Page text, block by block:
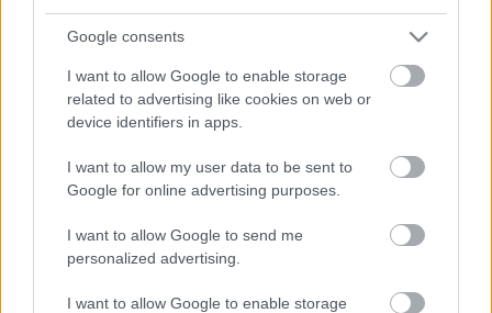
Google consents
I want to allow Google to enable storage
related to advertising like cookies on web or
device identifiers in apps.
I want to allow my user data to be sent to
Google for online advertising purposes.
I want to allow Google to send me
personalized advertising.
I want to allow Google to enable storage
Ajánlott bejegyzések:
Dugótánc
Vetélkedő társművészetek